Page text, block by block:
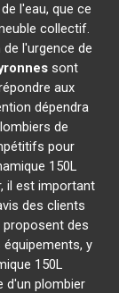
l'eau, que ce
collectif.
l'urgence de
sont
aux
dépendra
de
pour
150L
il est important
des clients
proposent des
y
150L
d'un plombier